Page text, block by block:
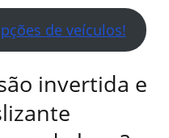
de veículos!
invertida e